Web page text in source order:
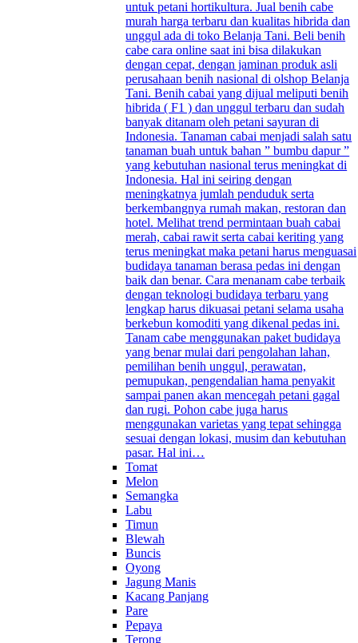
untuk petani hortikultura. Jual benih cabe
murah harga terbaru dan kualitas hibrida dan
unggul ada di toko Belanja Tani. Beli benih
cabe cara online saat ini bisa dilakukan
dengan cepat, dengan jaminan produk asli
perusahaan benih nasional di olshop Belanja
Tani. Benih cabai yang dijual meliputi benih
hibrida ( F1 ) dan unggul terbaru dan sudah
banyak ditanam oleh petani sayuran di
Indonesia. Tanaman cabai menjadi salah satu
tanaman buah untuk bahan ” bumbu dapur ”
yang kebutuhan nasional terus meningkat di
Indonesia. Hal ini seiring dengan
meningkatnya jumlah penduduk serta
berkembangnya rumah makan, restoran dan
hotel. Melihat trend permintaan buah cabai
merah, cabai rawit serta cabai keriting yang
terus meningkat maka petani harus menguasai
budidaya tanaman berasa pedas ini dengan
baik dan benar. Cara menanam cabe terbaik
dengan teknologi budidaya terbaru yang
lengkap harus dikuasai petani selama usaha
berkebun komoditi yang dikenal pedas ini.
Tanam cabe menggunakan paket budidaya
yang benar mulai dari pengolahan lahan,
pemilihan benih unggul, perawatan,
pemupukan, pengendalian hama penyakit
sampai panen akan mencegah petani gagal
dan rugi. Pohon cabe juga harus
menggunakan varietas yang tepat sehingga
sesuai dengan lokasi, musim dan kebutuhan
pasar. Hal ini…
Tomat
Melon
Semangka
Labu
Timun
Blewah
Buncis
Oyong
Jagung Manis
Kacang Panjang
Pare
Pepaya
Terong